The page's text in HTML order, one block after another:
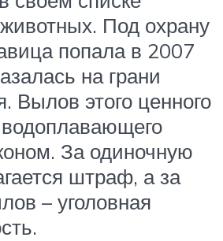
Под охрану
попала в 2007
на грани
Вылов этого ценного
За одиночную
штраф, а за
– уголовная